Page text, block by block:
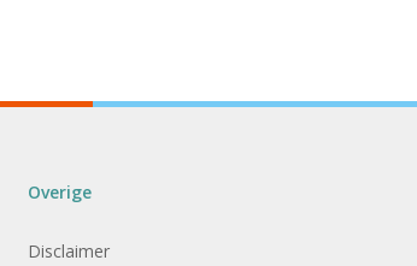
Overige
Disclaimer